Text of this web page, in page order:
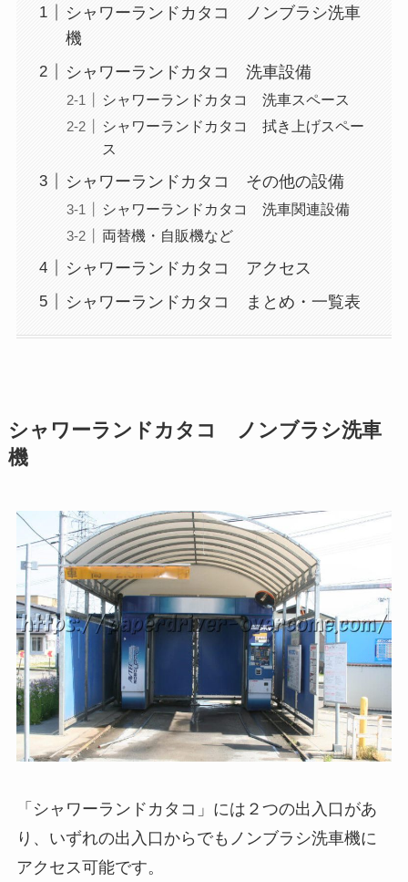
シャワーランドカタコ ノンブラシ洗車
機
シャワーランドカタコ 洗車設備
シャワーランドカタコ 洗車スペース
シャワーランドカタコ 拭き上げスペー
ス
シャワーランドカタコ その他の設備
シャワーランドカタコ 洗車関連設備
両替機・自販機など
シャワーランドカタコ アクセス
シャワーランドカタコ まとめ・一覧表
シャワーランドカタコ ノンブラシ洗車
機
「シャワーランドカタコ」には２つの出入口があ
り、いずれの出入口からでもノンブラシ洗車機に
アクセス可能です。